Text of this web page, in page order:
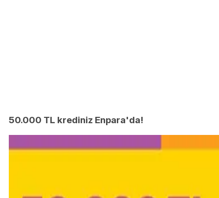
50.000 TL krediniz Enpara'da!